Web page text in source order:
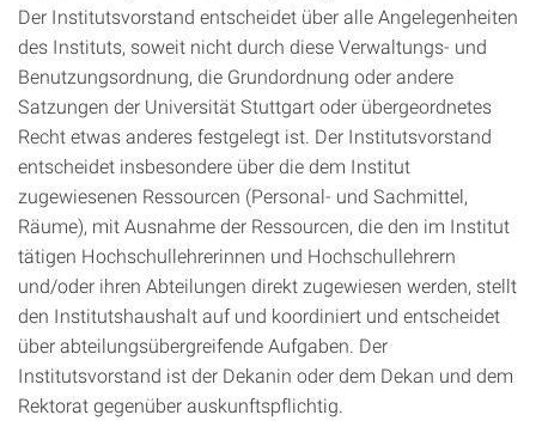
Der Institutsvorstand entscheidet über alle Angelegenheiten
des Instituts, soweit nicht durch diese Verwaltungs- und
Benutzungsordnung, die Grundordnung oder andere
Satzungen der Universität Stuttgart oder übergeordnetes
Recht etwas anderes festgelegt ist. Der Institutsvorstand
entscheidet insbesondere über die dem Institut
zugewiesenen Ressourcen (Personal- und Sachmittel,
Räume), mit Ausnahme der Ressourcen, die den im Institut
tätigen Hochschullehrerinnen und Hochschullehrern
und/oder ihren Abteilungen direkt zugewiesen werden, stellt
den Institutshaushalt auf und koordiniert und entscheidet
über abteilungsübergreifende Aufgaben. Der
Institutsvorstand ist der Dekanin oder dem Dekan und dem
Rektorat gegenüber auskunftspflichtig.